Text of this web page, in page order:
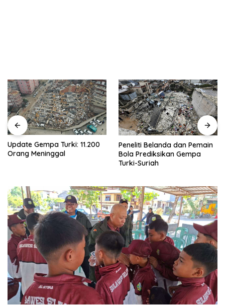
Peneliti Belanda dan Pemain
Bola Prediksikan Gempa
Gempa Turki-Suriah, Korban
Tewas Diprediksi Tembus 10
Ribu Orang